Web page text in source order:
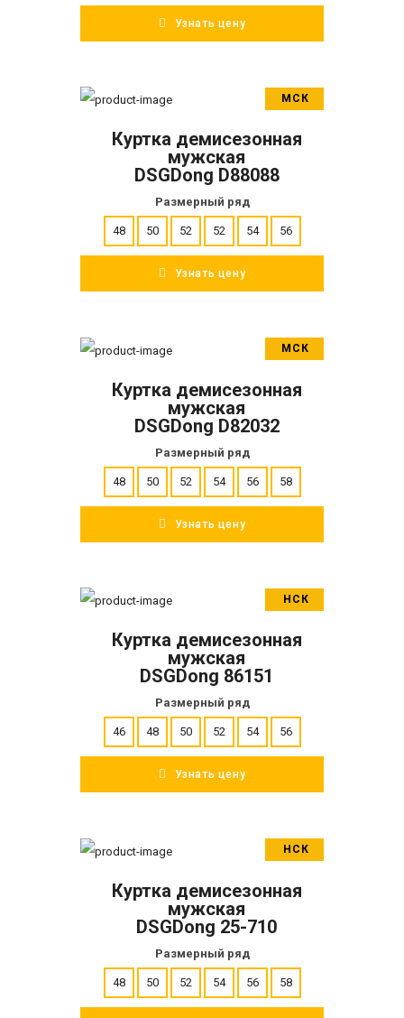
Узнать цену
МСК
ПОДРОБНЕЕ
Куртка демисезонная
мужская
DSGDong D88088
Размерный ряд
48 50 52 52 54 56
Узнать цену
МСК
ПОДРОБНЕЕ
Куртка демисезонная
мужская
DSGDong D82032
Размерный ряд
48 50 52 54 56 58
Узнать цену
НСК
ПОДРОБНЕЕ
Куртка демисезонная
мужская
DSGDong 86151
Размерный ряд
46 48 50 52 54 56
Узнать цену
НСК
ПОДРОБНЕЕ
Куртка демисезонная
мужская
DSGDong 25-710
Размерный ряд
48 50 52 54 56 58